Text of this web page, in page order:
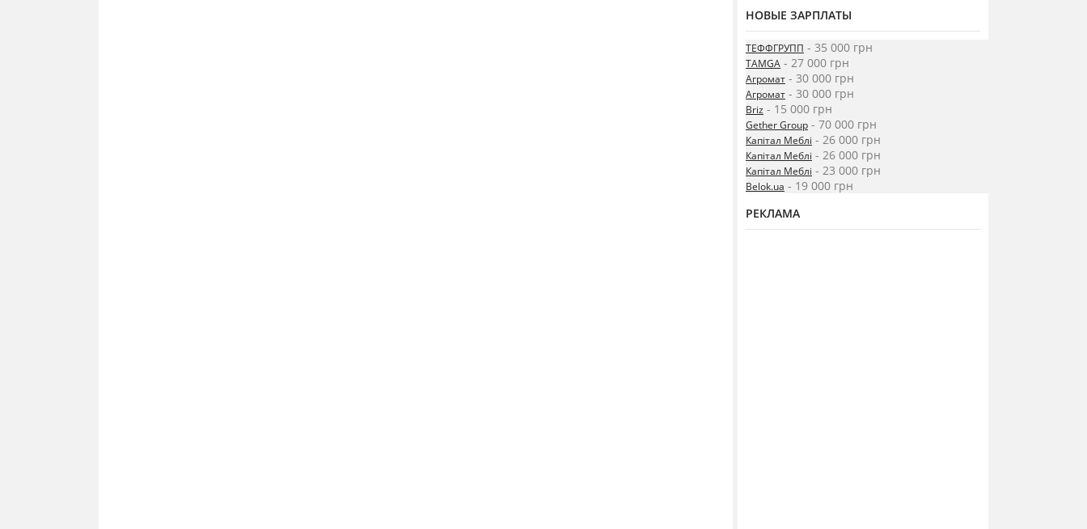
НОВЫЕ ЗАРПЛАТЫ
ТЕФФГРУПП - 35 000 грн
TAMGA - 27 000 грн
Агромат - 30 000 грн
Агромат - 30 000 грн
Briz - 15 000 грн
Gether Group - 70 000 грн
Капітал Меблі - 26 000 грн
Капітал Меблі - 26 000 грн
Капітал Меблі - 23 000 грн
Belok.ua - 19 000 грн
РЕКЛАМА